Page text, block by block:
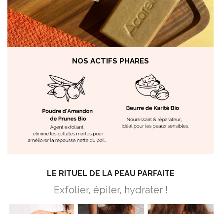
NOS ACTIFS PHARES
LE RITUEL DE LA PEAU PARFAITE
Exfolier, épiler, hydrater !